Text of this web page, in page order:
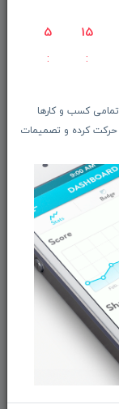
5 15
کسب و کارها
حرکت کرده و تصمیمات